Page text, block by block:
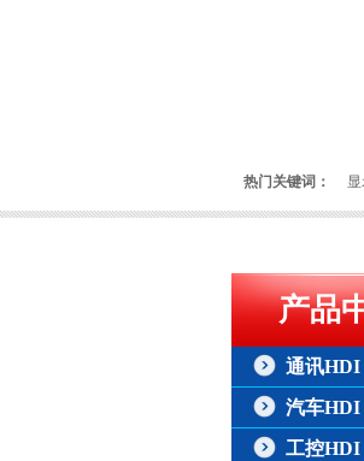
热门关键词：
产品
通讯HDI
汽车HDI
工控HDI